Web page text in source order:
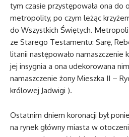
tym czasie przystępowała ona do
metropolity, po czym leżąc
do Wszystkich Świętych.
ze Starego Testamentu: Sarę,
litanii następowało namaszczenie
jej insygnia a ona udekorowana
namaszczenie żony Mieszka II –
królowej Jadwigi ).
Ostatnim dniem koronacji był
na rynek główny miasta w